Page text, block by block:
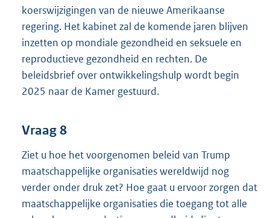
koerswijzigingen van de nieuwe Amerikaanse
regering. Het kabinet zal de komende jaren blijven
inzetten op mondiale gezondheid en seksuele en
reproductieve gezondheid en rechten. De
beleidsbrief over ontwikkelingshulp wordt begin
2025 naar de Kamer gestuurd.
Vraag 8
Ziet u hoe het voorgenomen beleid van Trump
maatschappelijke organisaties wereldwijd nog
verder onder druk zet? Hoe gaat u ervoor zorgen dat
maatschappelijke organisaties die toegang tot alle